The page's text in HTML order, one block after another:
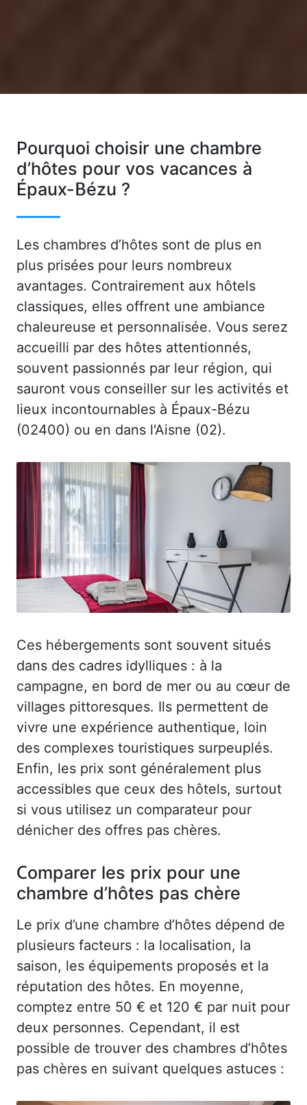
Pourquoi choisir une chambre
d’hôtes pour vos vacances à
Épaux-Bézu ?
Les chambres d’hôtes sont de plus en
plus prisées pour leurs nombreux
avantages. Contrairement aux hôtels
classiques, elles offrent une ambiance
chaleureuse et personnalisée. Vous serez
accueilli par des hôtes attentionnés,
souvent passionnés par leur région, qui
sauront vous conseiller sur les activités et
lieux incontournables à Épaux-Bézu
(02400) ou en dans l'Aisne (02).
Ces hébergements sont souvent situés
dans des cadres idylliques : à la
campagne, en bord de mer ou au cœur de
villages pittoresques. Ils permettent de
vivre une expérience authentique, loin
des complexes touristiques surpeuplés.
Enfin, les prix sont généralement plus
accessibles que ceux des hôtels, surtout
si vous utilisez un comparateur pour
dénicher des offres pas chères.
Comparer les prix pour une
chambre d’hôtes pas chère
Le prix d’une chambre d’hôtes dépend de
plusieurs facteurs : la localisation, la
saison, les équipements proposés et la
réputation des hôtes. En moyenne,
comptez entre 50 € et 120 € par nuit pour
deux personnes. Cependant, il est
possible de trouver des chambres d’hôtes
pas chères en suivant quelques astuces :